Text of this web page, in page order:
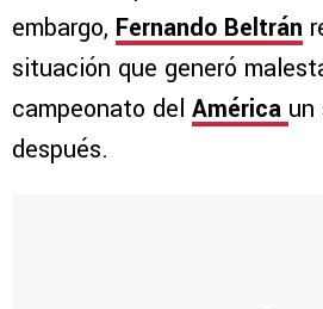
embargo, Fernando Beltrán
situación que generó
campeonato del América un
después.